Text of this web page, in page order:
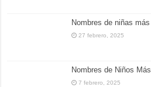
Nombres de niñas
27 febrero, 2025
Nombres de Niños
7 febrero, 2025